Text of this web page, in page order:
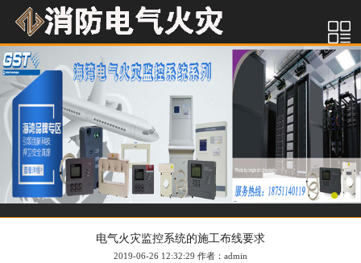
电气火灾监控系统的施工布线要求
2019-06-26 12:32:29 作者：admin